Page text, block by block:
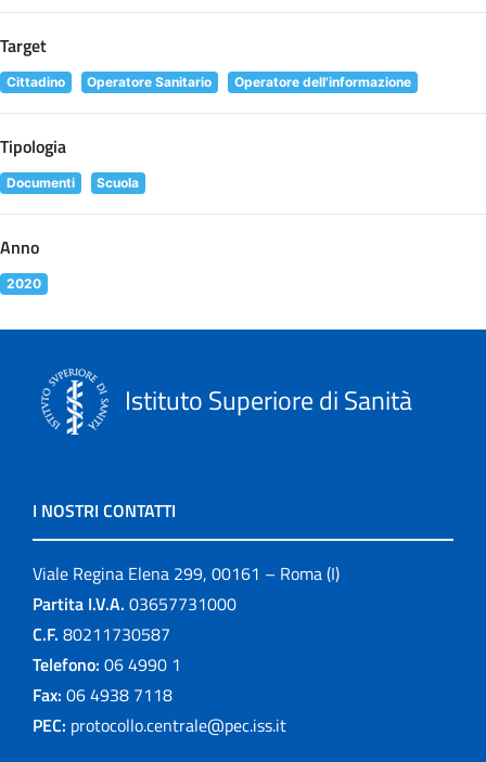
Target
Cittadino Operatore Sanitario Operatore dell'informazione
Tipologia
Documenti Scuola
Anno
2020
Istituto Superiore di Sanità
I NOSTRI CONTATTI
Viale Regina Elena 299, 00161 – Roma (I)
Partita I.V.A. 03657731000
C.F. 80211730587
Telefono: 06 4990 1
Fax: 06 4938 7118
PEC: protocollo.centrale@pec.iss.it